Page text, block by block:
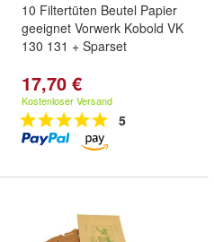
10 Filtertüten Beutel Papier
geeignet Vorwerk Kobold VK
130 131 + Sparset
17,70 €
Kostenloser Versand
5